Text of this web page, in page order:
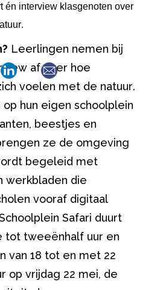
én interview klasgenoten over
Leerlingen nemen bij
af over hoe
voelen met de natuur.
op hun eigen schoolplein
beestjes en
ze de omgeving
begeleid met
werkbladen die
vooraf digitaal
Safari duurt
tot tweeënhalf uur en
van 18 tot en met 22
op vrijdag 22 mei, de